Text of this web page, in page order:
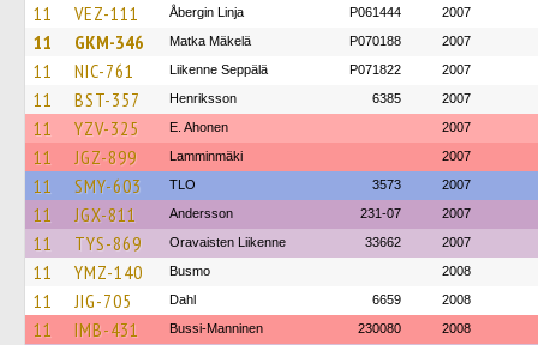
11 VEZ-111 Åbergin Linja P061444 2007
11 GKM-346 Matka Mäkelä P070188 2007
11 NIC-761 Liikenne Seppälä P071822 2007
11 BST-357 Henriksson 6385 2007
11 YZV-325 E. Ahonen 2007
11 JGZ-899 Lamminmäki 2007
11 SMY-603 TLO 3573 2007
11 JGX-811 Andersson 231-07 2007
11 TYS-869 Oravaisten Liikenne 33662 2007
11 YMZ-140 Busmo 2008
11 JIG-705 Dahl 6659 2008
11 IMB-431 Bussi-Manninen 230080 2008